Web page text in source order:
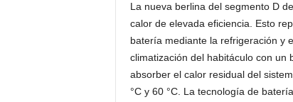
La nueva berlina del segmento D
calor de elevada eficiencia. Esto
batería mediante la refrigeración y
climatización del habitáculo con
absorber el calor residual del
°C y 60 °C. La tecnología de